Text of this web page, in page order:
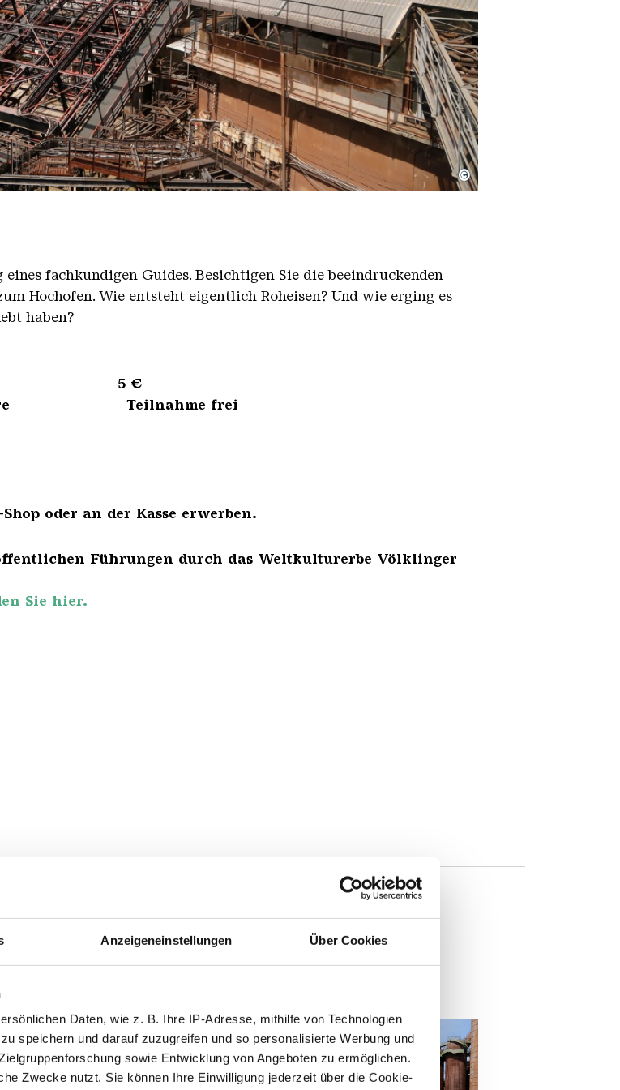
Anzeigeneinstellungen Über Cookies
Daten, wie z. B. Ihre IP-Adresse, mithilfe von Technologien
speichern und darauf zuzugreifen und so personalisierte Werbung und
sowie Entwicklung von Angeboten zu ermöglichen.
Zwecke nutzt. Sie können Ihre Einwilligung jederzeit über die Cookie-
Gasometer im Hintergrund
Heinrich Veith
©
fachkundigen Guides. Besichtigen Sie die beeindruckenden
Hochofen. Wie entsteht eigentlich Roheisen? Und wie erging es
haben?
5 €
18 Jahre Teilnahme frei
oder an der Kasse erwerben.
Führungen durch das Weltkulturerbe Völklinger
Sie hier.
interessieren